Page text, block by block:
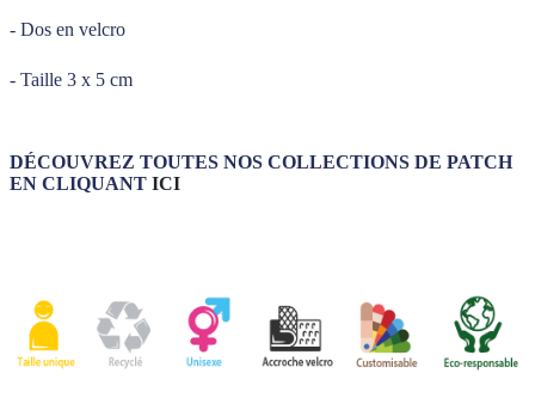
- Dos en velcro
- Taille 3 x 5 cm
DÉCOUVREZ TOUTES NOS COLLECTIONS DE PATCH
EN CLIQUANT ICI